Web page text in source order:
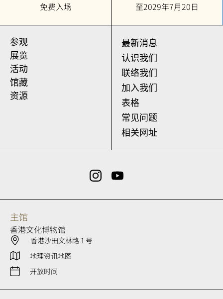
免费入场 至2029年7月20日
参观
展览
活动
馆藏
资源
最新消息
认识我们
联络我们
加入我们
表格
常见问题
相关网址
主馆
香港文化博物馆
香港沙田文林路 1 号
地理资讯地图
开放时间